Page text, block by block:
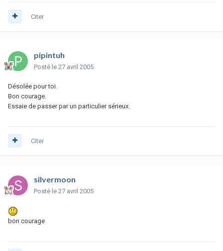
Citer
pipintuh
Posté le 27 avril 2005
Désolée pour toi.
Bon courage.
Essaie de passer par un particulier sérieux.
Citer
silvermoon
Posté le 27 avril 2005
bon courage